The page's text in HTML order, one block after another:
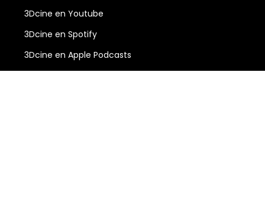
3Dcine en Youtube
3Dcine en Spotify
3Dcine en Apple Podcasts